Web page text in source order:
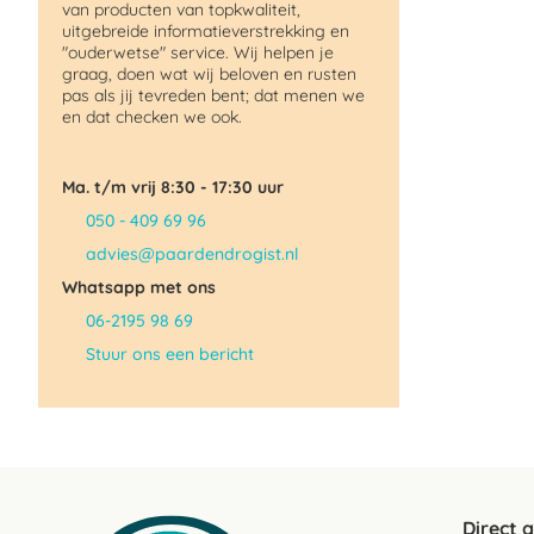
van producten van topkwaliteit,
uitgebreide informatieverstrekking en
"ouderwetse" service. Wij helpen je
graag, doen wat wij beloven en rusten
pas als jij tevreden bent; dat menen we
en dat checken we ook.
Ma. t/m vrij 8:30 - 17:30 uur
050 - 409 69 96
advies@paardendrogist.nl
Whatsapp met ons
06-2195 98 69
Stuur ons een bericht
Direct